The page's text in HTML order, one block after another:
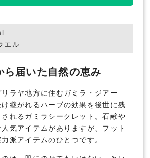
エル
ら届いた自然の恵み
ラヤ地方に住むガミラ・ジアー
継がれるハーブの効果を後世に残
れるガミラシークレット。石鹸や
気アイテムがありますが、フット
派アイテムのひとつです。